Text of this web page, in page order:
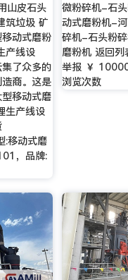
山皮石头
筑垃圾 矿
动式磨粉
产线设
了众多的
商。这是
移动式磨
生产线设
:移动式磨
，品牌:
微粉碎机-石
动式磨粉机-
碎机-石头粉
磨粉机 返回
举报 ￥
浏览次数